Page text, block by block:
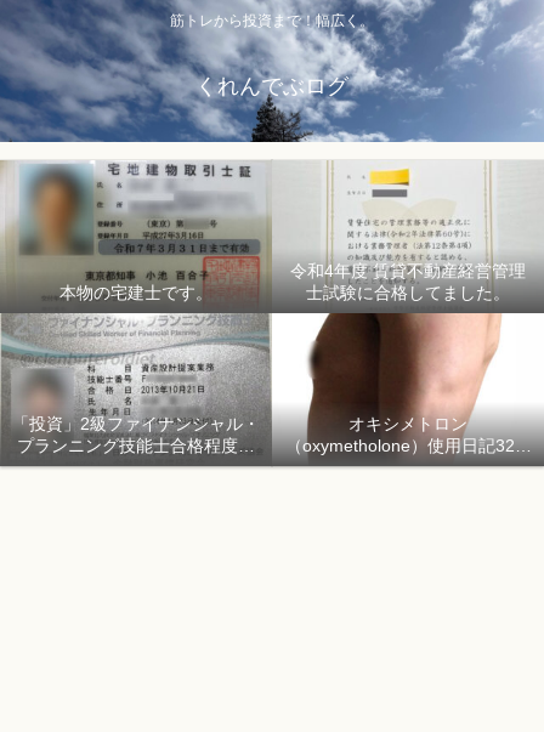
筋トレから投資まで！幅広く。
くれんでぶログ
本物の宅建士です。
令和4年度 賃貸不動産経営管理
士試験に合格してました。
「投資」2級ファイナンシャル・
プランニング技能士合格程度で
ようやく初心者「資産形成」
オキシメトロン
（oxymetholone）使用日記32日
目「骨格筋量増量開始150日目」